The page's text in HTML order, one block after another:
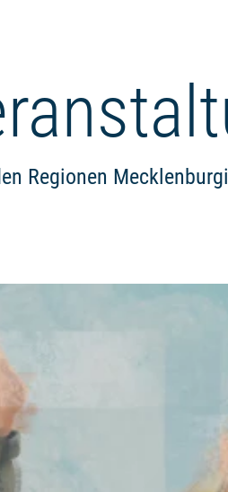
Regionen